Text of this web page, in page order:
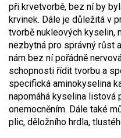
při krvetvorbě, bez ní by
krvinek. Dále je důležitá v
tvorbě nukleových kyselin,
nezbytná pro správný růst
nám bez ní pořádně
schopnosti řídit tvorbu a
specifická aminokyselina
napomáhá kyselina listová
onemocněním. Dále také
plic, děložního hrdla,